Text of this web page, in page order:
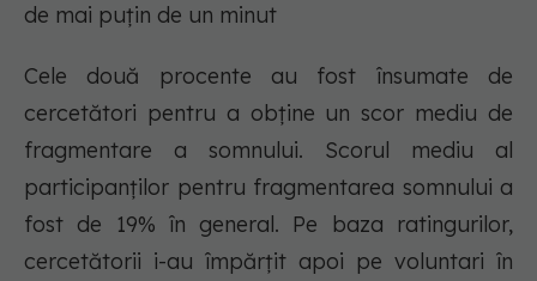
de mai puțin de un minut
Cele două procente au fost însumate de
cercetători pentru a obține un scor mediu de
fragmentare a somnului. Scorul mediu al
participanților pentru fragmentarea somnului a
fost de 19% în general. Pe baza ratingurilor,
cercetătorii i-au împărțit apoi pe voluntari în